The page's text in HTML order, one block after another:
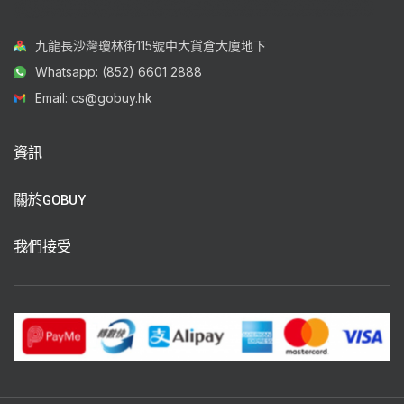
九龍長沙灣瓊林街115號中大貨倉大廈地下
Whatsapp: (852) 6601 2888
Email: cs@gobuy.hk
資訊
關於GOBUY
我們接受